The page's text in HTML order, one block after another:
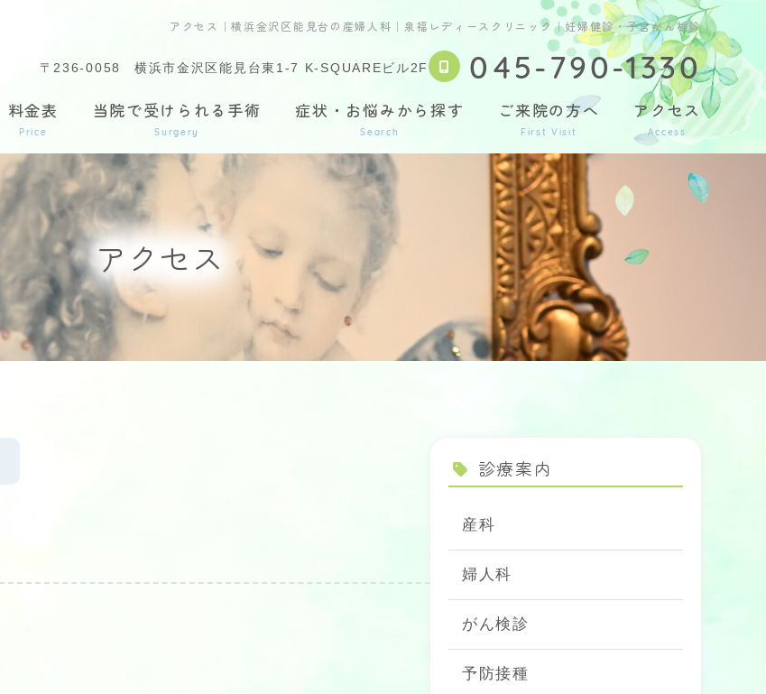
アクセス｜横浜金沢区能見台の産婦人科｜泉福レディースクリニック｜妊婦健診・子宮がん検診
〒236-0058 横浜市金沢区能見台東1-7 K-SQUAREビル2F 045-790-1330
料金表
Price
当院で受けられる手術
Surgery
症状・お悩みから探す
Search
ご来院の方へ
First Visit
アクセス
Access
アクセス
診療案内
産科
婦人科
がん検診
予防接種